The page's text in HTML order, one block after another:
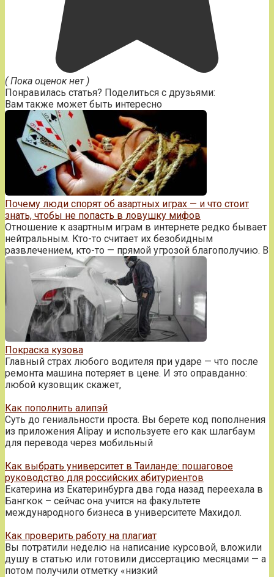
( Пока оценок нет )
Понравилась статья? Поделиться с друзьями:
Вам также может быть интересно
Почему люди спорят об азартных играх — и что стоит
знать, чтобы не попасть в ловушку мифов
Отношение к азартным играм в интернете редко бывает
нейтральным. Кто-то считает их безобидным
развлечением, кто-то — прямой угрозой благополучию. В
Покраска кузова
Главный страх любого водителя при ударе — что после
ремонта машина потеряет в цене. И это оправданно:
любой кузовщик скажет,
Как пополнить алипэй
Суть до гениальности проста. Вы берете код пополнения
из приложения Alipay и используете его как шлагбаум
для перевода через мобильный
Как выбрать университет в Таиланде: пошаговое
руководство для российских абитуриентов
Екатерина из Екатеринбурга два года назад переехала в
Бангкок – сейчас она учится на факультете
международного бизнеса в университете Махидол.
Как проверить работу на плагиат
Вы потратили неделю на написание курсовой, вложили
душу в статью или готовили диссертацию месяцами — а
потом получили отметку «низкий